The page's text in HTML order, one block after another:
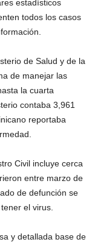
estadísticos
todos los casos
de Salud y de la
de manejar las
la cuarta
contaba 3,961
reportaba
Civil incluye cerca
entre marzo de
de defunción se
el virus.
y detallada base de